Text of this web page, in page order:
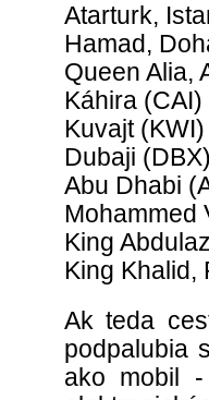
Atarturk,
Hamad,
Queen Alia,
Káhira (CAI)
Kuvajt (KWI)
Dubaji
Abu Dhabi
Mohammed
King
King Khalid,
Ak teda
podpalubia
ako mobil -